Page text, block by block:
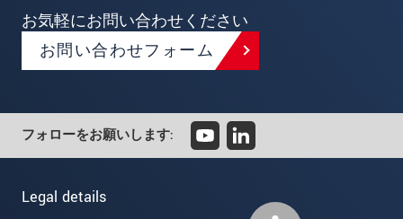
お気軽にお問い合わせください
お問い合わせフォーム
フォローをお願いします:
Legal details